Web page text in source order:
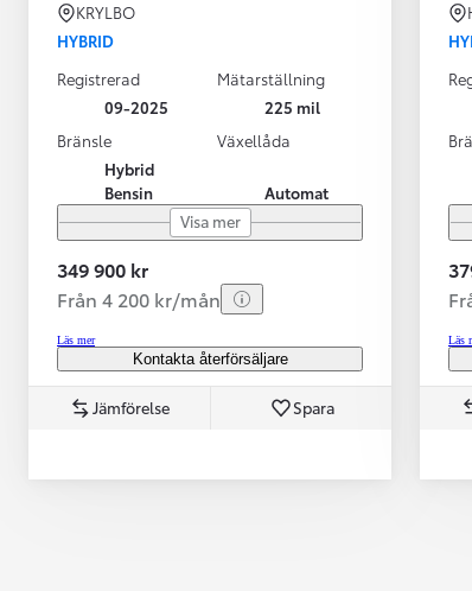
KRYLBO
HYBRID
Registrerad
09-2025
Mätarställning
225 mil
Bränsle
Hybrid
Bensin
Växellåda
Automat
Visa mer
349 900 kr
Från 4 200 kr/mån
Läs mer
Kontakta återförsäljare
Jämförelse Spara
Läs